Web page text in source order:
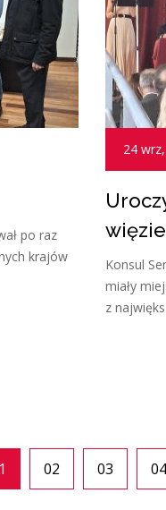
po raz
krajów
24
Konsul
miały
z
02 03 04